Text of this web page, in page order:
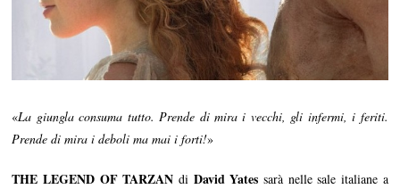
«La giungla consuma tutto. Prende di mira i vecchi, gli infermi, i feriti.
Prende di mira i deboli ma mai i forti!»
THE LEGEND OF TARZAN di David Yates sarà nelle sale italiane a